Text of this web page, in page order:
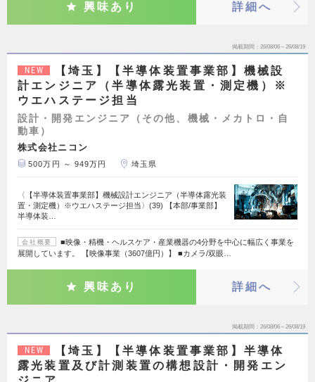
興味あり 詳細へ
掲載期間 26/08/06～26/08/19
NEW
【埼玉】【半導体装置事業部】機械設
計エンジニア（半導体露光装置・測定機）※
ウエハステージ担当
設計・開発エンジニア（その他、機械・メカトロ・自
動車）
株式会社ニコン
500万円 ～ 949万円 埼玉県
〈【半導体装置事業部】機械設計エンジニア（半導体露光装
置・測定機）※ウエハステージ担当〉(39) 【本部/事業部】
半導体装…
会社概要
■映像・精機・ヘルスケア・産業機器の4分野を中心に幅広く事業を
展開しています。 【映像事業（3607億円）】 ■カメラ/双眼…
興味あり 詳細へ
掲載期間 26/08/06～26/08/19
NEW
【埼玉】【半導体装置事業部】半導体
露光装置及び計測装置の構想設計・開発エン